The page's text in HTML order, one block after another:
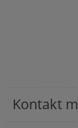
Kontakt